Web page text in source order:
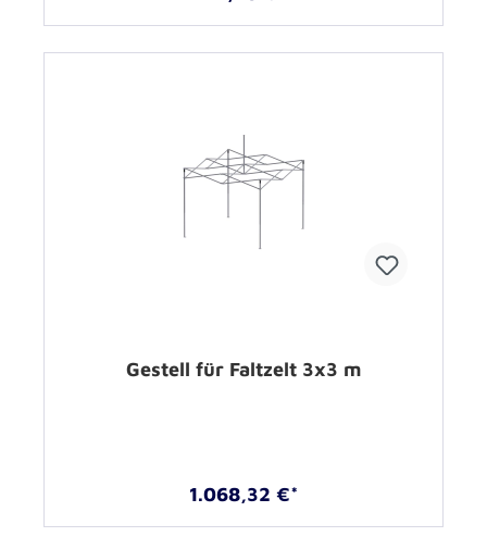
Gestell für Faltzelt 3x3 m
1.068,32 €*